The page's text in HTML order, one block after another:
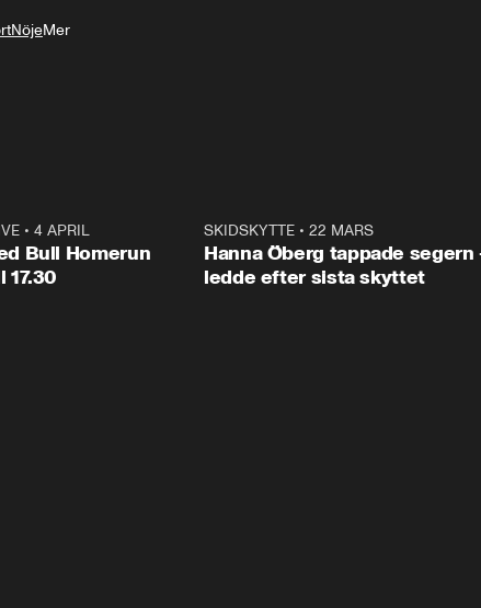
NöjeMer
•4 APRIL
Bull Homerun
17.30
SKIDSKYTTE• 22 MARS
Hanna Öberg tappade segern
ledde efter sista skyttet